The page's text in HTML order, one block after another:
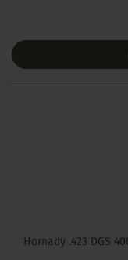
Hornady .423 DGS